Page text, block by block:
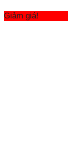
Giảm giá!